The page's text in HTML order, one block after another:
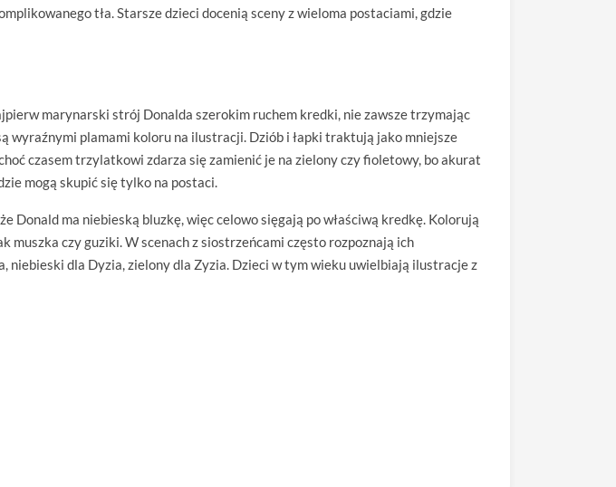
tła. Starsze dzieci docenią sceny z wieloma postaciami, gdzie
marynarski strój Donalda szerokim ruchem kredki, nie zawsze trzymając
wyraźnymi plamami koloru na ilustracji. Dziób i łapki traktują jako mniejsze
czasem trzylatkowi zdarza się zamienić je na zielony czy fioletowy, bo akurat
mogą skupić się tylko na postaci.
Donald ma niebieską bluzkę, więc celowo sięgają po właściwą kredkę. Kolorują
czy guziki. W scenach z siostrzeńcami często rozpoznają ich
dla Dyzia, zielony dla Zyzia. Dzieci w tym wieku uwielbiają ilustracje z